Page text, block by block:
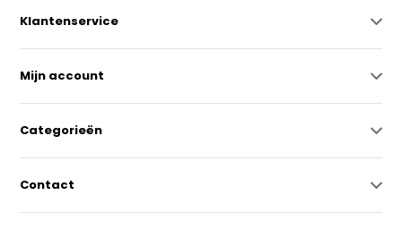
Klantenservice
Mijn account
Categorieën
Contact